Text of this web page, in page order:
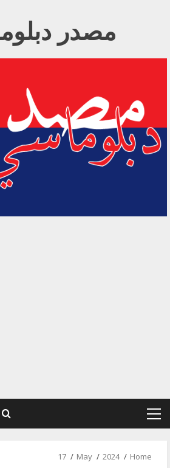
مصدر
Primary
Home
2024
May
17